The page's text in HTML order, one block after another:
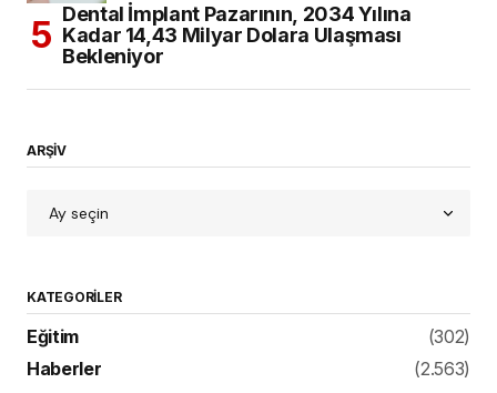
Dental İmplant Pazarının, 2034 Yılına
Kadar 14,43 Milyar Dolara Ulaşması
Bekleniyor
ARŞİV
KATEGORILER
Eğitim
(302)
Haberler
(2.563)